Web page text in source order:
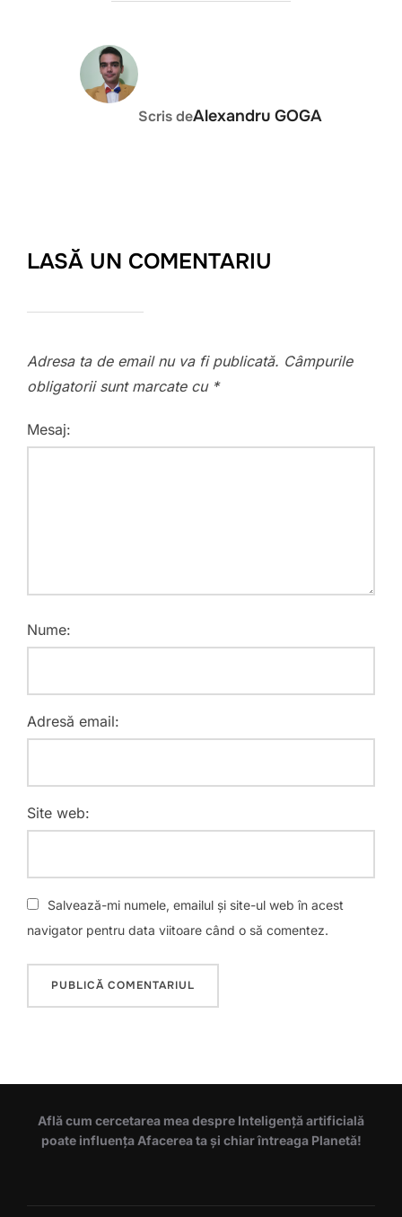
Scris deAlexandru GOGA
LASĂ UN COMENTARIU
Adresa ta de email nu va fi publicată. Câmpurile
obligatorii sunt marcate cu *
Mesaj:
Nume:
Adresă email:
Site web:
Salvează-mi numele, emailul și site-ul web în acest
navigator pentru data viitoare când o să comentez.
Află cum cercetarea mea despre Inteligență artificială
poate influența Afacerea ta și chiar întreaga Planetă!